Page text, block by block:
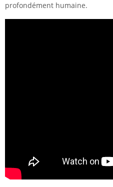
profondément humaine.